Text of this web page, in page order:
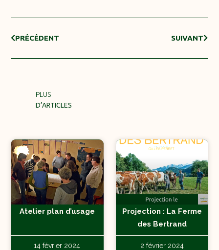
PRÉCÉDENT SUIVANT
PLUS
D’ARTICLES
Atelier plan d’usage
14 février 2024
Projection : La Ferme
des Bertrand
2 février 2024